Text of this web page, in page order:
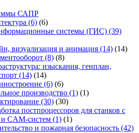
САПР
(6) (6)
системы (ГИС) (39)
визуализация и анимация (14) (14)
(8) (8)
изыскания, генплан,
(14) (14)
(6) (6)
производство (1) (1)
(30) (30)
постпроцессоров для станков с
CAM-систем (1) (1)
и пожарная безопасность (42)